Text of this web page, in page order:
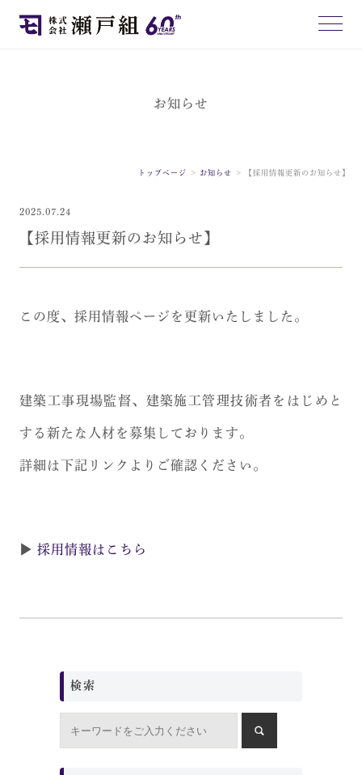
お知らせ
トップページ お知らせ 【採用情報更新のお知らせ】
2025.07.24
【採用情報更新のお知らせ】
この度、採用情報ページを更新いたしました。
建築工事現場監督、建築施工管理技術者をはじめと
する新たな人材を募集しております。
詳細は下記リンクよりご確認ください。
▶ 採用情報はこちら
検索